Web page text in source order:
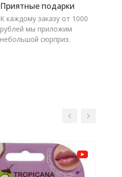
Приятные подарки
К каждому заказу от 1000
рублей мы приложим
небольшой сюрприз.